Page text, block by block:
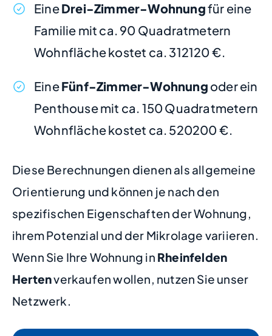
EineDrei-Zimmer-Wohnungfür eine
Familie mit ca. 90 Quadratmetern
Wohnfläche kostet ca. 312120 €.
EineFünf-Zimmer-Wohnung oder ein
Penthouse mit ca. 150 Quadratmetern
Wohnfläche kostet ca. 520200 €.
Diese Berechnungen dienen als allgemeine
Orientierung und können je nach den
spezifischen Eigenschaften der Wohnung,
ihrem Potenzial und der Mikrolage variieren.
Wenn Sie Ihre Wohnung in Rheinfelden
Hertenverkaufen wollen, nutzen Sie unser
Netzwerk.